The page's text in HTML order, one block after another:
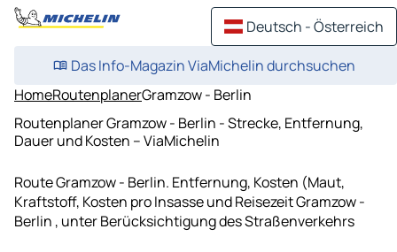
Deutsch - Österreich
Das Info-Magazin ViaMichelin durchsuchen
HomeRoutenplanerGramzow - Berlin
Routenplaner Gramzow - Berlin - Strecke, Entfernung,
Dauer und Kosten – ViaMichelin
Route Gramzow - Berlin. Entfernung, Kosten (Maut,
Kraftstoff, Kosten pro Insasse und Reisezeit Gramzow -
Berlin , unter Berücksichtigung des Straßenverkehrs